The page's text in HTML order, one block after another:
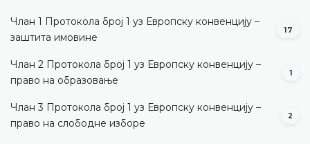
Члан 1 Протокола број 1 уз Европску конвенцију –
заштита имовине
17
Члан 2 Протокола број 1 уз Европску конвенцију –
право на образовање
1
Члан 3 Протокола број 1 уз Европску конвенцију –
право на слободне изборе
2